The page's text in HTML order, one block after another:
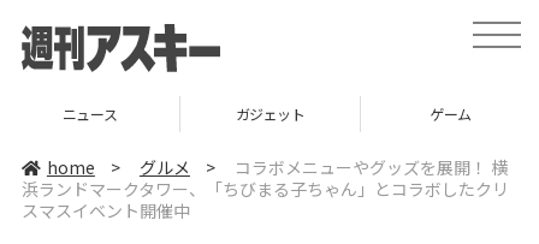
t
o
a
v
i
ニュース ガジェット ゲーム
home > グルメ >
コラボメニューやグッズを展開！ 横
浜ランドマークタワー、「ちびまる子ちゃん」とコラボしたクリ
スマスイベント開催中